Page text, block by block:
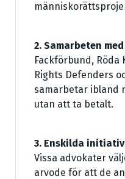
2. Samarbeten
Fackförbund, Röda
Rights Defenders
samarbetar ibland
utan att ta betalt.
3. Enskilda
Vissa advokater
arvode för att de